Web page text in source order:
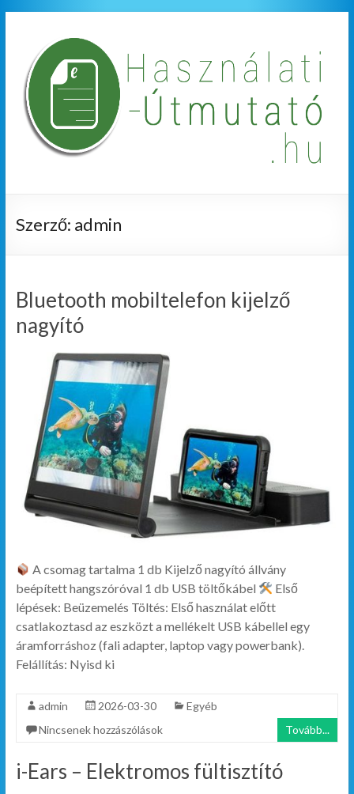
Szerző: admin
Bluetooth mobiltelefon kijelző
nagyító
A csomag tartalma 1 db Kijelző nagyító állvány
beépített hangszóróval 1 db USB töltőkábel
Első
lépések: Beüzemelés Töltés: Első használat előtt
csatlakoztasd az eszközt a mellékelt USB kábellel egy
áramforráshoz (fali adapter, laptop vagy powerbank).
Felállítás: Nyisd ki
admin 2026-03-30
Egyéb
Nincsenek hozzászólások
Tovább...
i-Ears – Elektromos fültisztító